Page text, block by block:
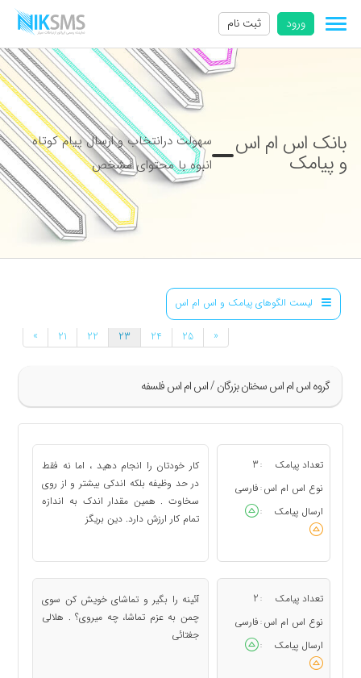
ورود ثبت نام
بانک اس ام اس
و پیامک
سهولت درانتخاب و ارسال پیام کوتاه
انبوه با محتوای مشخص
لیست الگوهای پیامک و اس ام اس
گروه اس ام اس سخنان بزرگان / اس ام اس فلسفه
» 21 22 23 24 25 «
تعداد پیامک :
3
نوع اس ام اس : فارسی
ارسال پیامک
:
کار خودتان را انجام دهید ، اما نه فقط
در حد وظیفه بلکه اندکی بیشتر و از روی
سخاوت . همین مقدار اندک به اندازه
تمام کار ارزش دارد. دین بریگز
تعداد پیامک :
2
نوع اس ام اس : فارسی
ارسال پیامک
:
آئینه را بگیر و تماشای خویش کن سوی
چمن به عزم تماشا، چه میروی؟ . هلالی
جغتائی